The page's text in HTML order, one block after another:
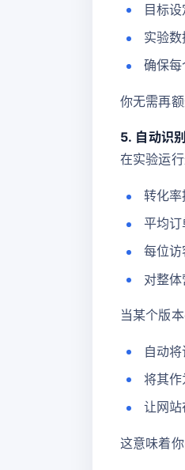
目标
实验数
确保每
你无需再
5. 自动识
在实验运
转化率
平均订
每位
对整体
当某个版
自动
将其作
让网站
这意味着